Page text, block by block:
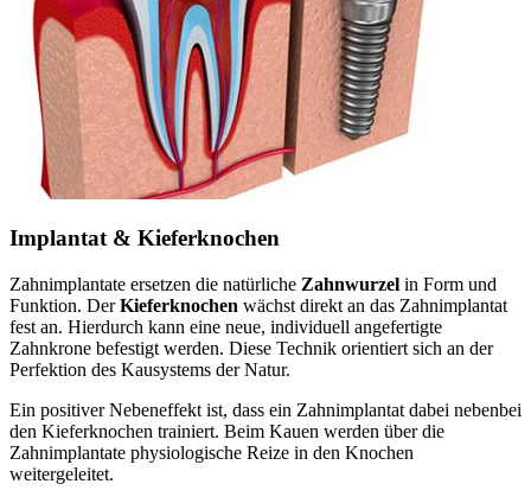
Implantat & Kieferknochen
Zahnimplantate ersetzen die natürliche Zahnwurzel in Form und
Funktion. DerKieferknochen wächst direkt an das Zahnimplantat
fest an. Hierdurch kann eine neue, individuell angefertigte
Zahnkrone befestigt werden. Diese Technik orientiert sich an der
Perfektion des Kausystems der Natur.
Ein positiver Nebeneffekt ist, dass ein Zahnimplantat dabei nebenbei
den Kieferknochen trainiert. Beim Kauen werden über die
Zahnimplantate physiologische Reize in den Knochen
weitergeleitet.